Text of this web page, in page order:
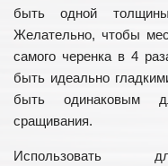
быть одной
Желательно, чтобы
самого черенка в 4
быть идеально
быть одинаковым
сращивания.
Использовать